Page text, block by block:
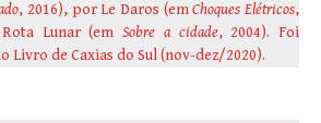
, 2016), por Le Daros (emChoques Elétricos,
Lunar (emSobre a cidade, 2004). Foi
Livro de Caxias do Sul (nov-dez/2020).